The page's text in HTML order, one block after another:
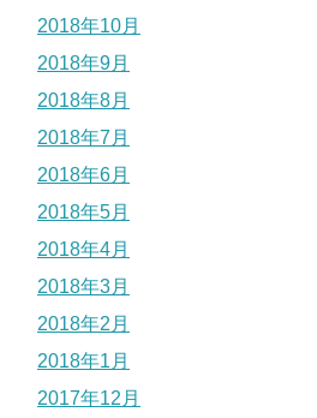
2018年10月
2018年9月
2018年8月
2018年7月
2018年6月
2018年5月
2018年4月
2018年3月
2018年2月
2018年1月
2017年12月